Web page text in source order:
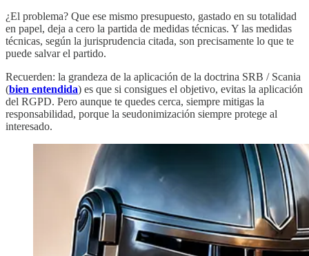
¿El problema? Que ese mismo presupuesto, gastado en su totalidad
en papel, deja a cero la partida de medidas técnicas. Y las medidas
técnicas, según la jurisprudencia citada, son precisamente lo que te
puede salvar el partido.
Recuerden: la grandeza de la aplicación de la doctrina SRB / Scania
(bien entendida) es que si consigues el objetivo, evitas la aplicación
del RGPD. Pero aunque te quedes cerca, siempre mitigas la
responsabilidad, porque la seudonimización siempre protege al
interesado.